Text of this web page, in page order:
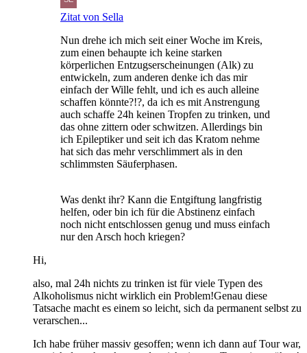
Zitat von Sella
Nun drehe ich mich seit einer Woche im Kreis,
zum einen behaupte ich keine starken
körperlichen Entzugserscheinungen (Alk) zu
entwickeln, zum anderen denke ich das mir
einfach der Wille fehlt, und ich es auch alleine
schaffen könnte?!?, da ich es mit Anstrengung
auch schaffe 24h keinen Tropfen zu trinken, und
das ohne zittern oder schwitzen. Allerdings bin
ich Epileptiker und seit ich das Kratom nehme
hat sich das mehr verschlimmert als in den
schlimmsten Säuferphasen.
Was denkt ihr? Kann die Entgiftung langfristig
helfen, oder bin ich für die Abstinenz einfach
noch nicht entschlossen genug und muss einfach
nur den Arsch hoch kriegen?
Hi,
also, mal 24h nichts zu trinken ist für viele Typen des
Alkoholismus nicht wirklich ein Problem!Genau diese
Tatsache macht es einem so leicht, sich da permanent selbst zu
verarschen...
Ich habe früher massiv gesoffen; wenn ich dann auf Tour war,